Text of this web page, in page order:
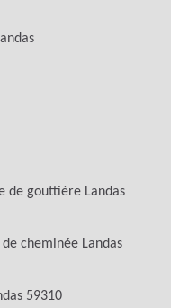
de gouttière Landas
cheminée Landas
59310